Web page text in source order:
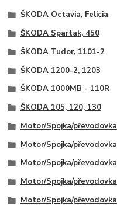
ŠKODA Octavia, Felicia
ŠKODA Spartak, 450
ŠKODA Tudor, 1101-2
ŠKODA 1200-2, 1203
ŠKODA 1000MB - 110R
ŠKODA 105, 120, 130
Motor/Spojka/převodovka
Motor/Spojka/převodovka
Motor/Spojka/převodovka
Motor/Spojka/převodovka
Motor/Spojka/převodovka